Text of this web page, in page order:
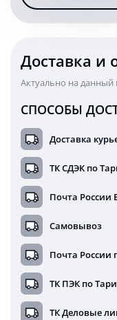
KARAVAN-
200342S
Доставка и
Актуально на
СПОСОБЫ
Доставка
ТК СДЭК по
Почта России
Самовывоз
Почта России
ТК ПЭК по
ТК Деловые